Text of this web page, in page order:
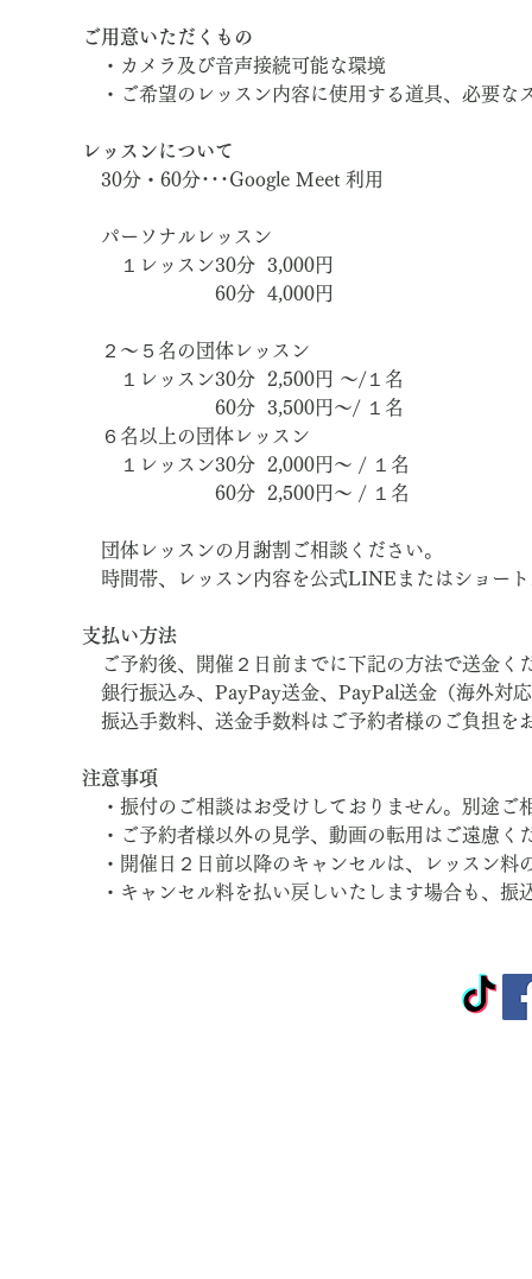
ご用意いただくもの
・カメラ及び音声接続可能な環境
・ご希望のレッスン内容に使用する道具、必要な
レッスンについて
30分・60分･･･Google Meet 利用
パーソナルレッスン
１レッスン30分  3,000円
60分  4,000円
２～５名の団体レッスン
１レッスン30分  2,500円 ～/１名
60分  3,500円～/ １名
６名以上の団体レッスン
１レッスン30分  2,000円～ / １名
60分  2,500円～ / １名
団体レッスンの月謝割ご相談ください。
時間帯、レッスン内容を公式LINEまたはショー
支払い方法
ご予約後、開催２日前までに下記の方法で送金く
銀行振込み、PayPay送金、PayPal送金（海外対
振込手数料、送金手数料はご予約者様のご負担を
注意事項
・振付のご相談はお受けしておりません。別途ご
・ご予約者様以外の見学、動画の転用はご遠慮く
・開催日２日前以降のキャンセルは、レッスン料
・キャンセル料を払い戻しいたします場合も、振